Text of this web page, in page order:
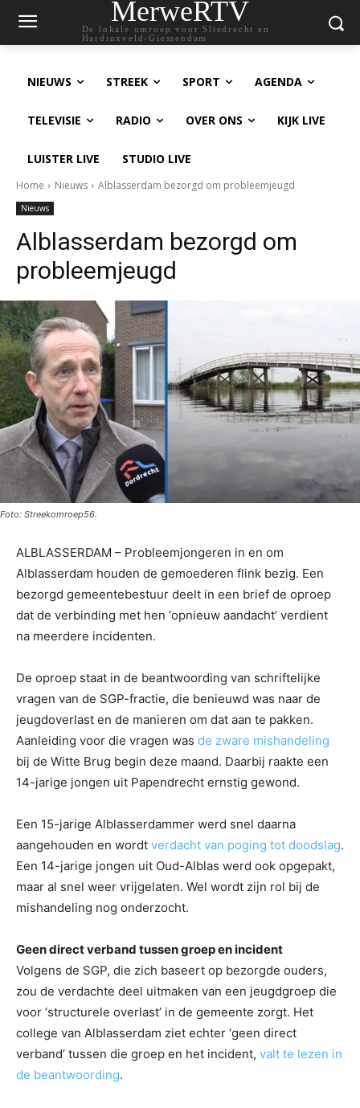
MerweRTV
De lokale omroep voor Sliedrecht en
Hardinxveld-Giessendam
NIEUWS STREEK SPORT AGENDA
TELEVISIE RADIO OVER ONS KIJK LIVE
LUISTER LIVE STUDIO LIVE
Home Nieuws Alblasserdam bezorgd om probleemjeugd
Nieuws
Alblasserdam bezorgd om
probleemjeugd
Foto: Streekomroep56.
ALBLASSERDAM – Probleemjongeren in en om
Alblasserdam houden de gemoederen flink bezig. Een
bezorgd gemeentebestuur deelt in een brief de oproep
dat de verbinding met hen ‘opnieuw aandacht’ verdient
na meerdere incidenten.
De oproep staat in de beantwoording van schriftelijke
vragen van de SGP-fractie, die benieuwd was naar de
jeugdoverlast en de manieren om dat aan te pakken.
Aanleiding voor die vragen was de zware mishandeling
bij de Witte Brug begin deze maand. Daarbij raakte een
14-jarige jongen uit Papendrecht ernstig gewond.
Een 15-jarige Alblasserdammer werd snel daarna
aangehouden en wordt verdacht van poging tot doodslag.
Een 14-jarige jongen uit Oud-Alblas werd ook opgepakt,
maar al snel weer vrijgelaten. Wel wordt zijn rol bij de
mishandeling nog onderzocht.
Geen direct verband tussen groep en incident
Volgens de SGP, die zich baseert op bezorgde ouders,
zou de verdachte deel uitmaken van een jeugdgroep die
voor ‘structurele overlast’ in de gemeente zorgt. Het
college van Alblasserdam ziet echter ‘geen direct
verband’ tussen die groep en het incident, valt te lezen in
de beantwoording.